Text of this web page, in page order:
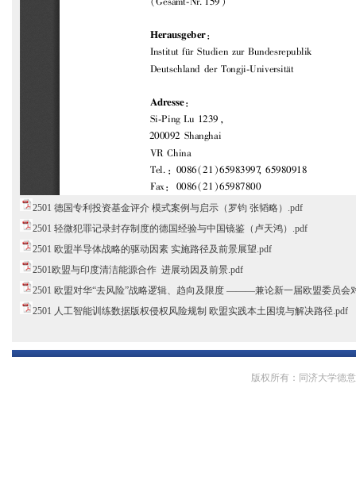
2501 德国专利投资基金评介 模式案例与启示（罗钧 张韬略）.pdf
2501 轻微犯罪记录封存制度的德国经验与中国镜鉴（卢天鸿）.pdf
2501 欧盟半导体战略的驱动因素 实施路径及前景展望.pdf
2501欧盟与印度清洁能源合作 进展动因及前景.pdf
2501 欧盟对华“去风险”战略逻辑、趋向及限度 ———兼论新一届欧盟委员会
2501 人工智能训练数据版权侵权风险规制 欧盟实践本土困境与解决路径.pdf
版权所有：同济大学德